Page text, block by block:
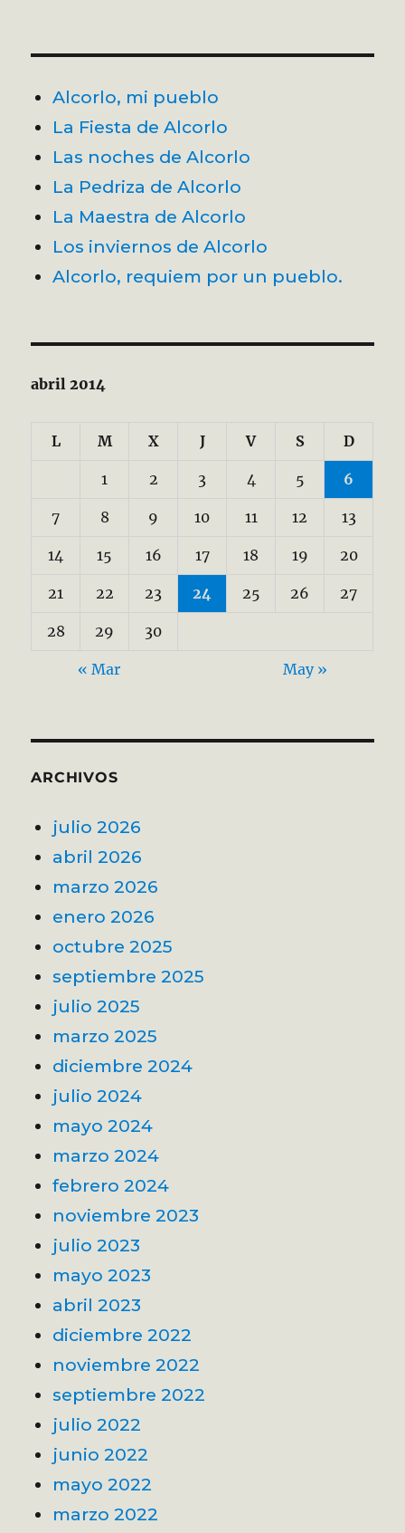
Alcorlo, mi pueblo
La Fiesta de Alcorlo
Las noches de Alcorlo
La Pedriza de Alcorlo
La Maestra de Alcorlo
Los inviernos de Alcorlo
Alcorlo, requiem por un pueblo.
abril 2014
L M X J V S D
1 2 3 4 5 6
7 8 9 10 11 12 13
14 15 16 17 18 19 20
21 22 23 24 25 26 27
28 29 30
« Mar May »
ARCHIVOS
julio 2026
abril 2026
marzo 2026
enero 2026
octubre 2025
septiembre 2025
julio 2025
marzo 2025
diciembre 2024
julio 2024
mayo 2024
marzo 2024
febrero 2024
noviembre 2023
julio 2023
mayo 2023
abril 2023
diciembre 2022
noviembre 2022
septiembre 2022
julio 2022
junio 2022
mayo 2022
marzo 2022